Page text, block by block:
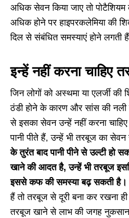
अधिक सेवन किया जाए तो पोटैशियम
अधिक होने पर हाइपरकलेमिया की
दिल से संबंधित समस्याएं होने लगती
इन्हें नहीं करना चाहिए
जिन लोगों को अस्थमा या एलर्जी की
ठंडी होने के कारण और सांस की
से इसका सेवन उन्हें नहीं करना
पानी पीते हैं, उन्हें भी तरबूज का
के तुरंत बाद पानी पीने से उल्टी हो
खाने की आदत है, उन्हें भी तरबूज
इससे कफ की समस्या बढ़ सकती है।
हैं तो तरबूज से दूरी बना कर रखना
तरबूज खाने से लाभ की जगह